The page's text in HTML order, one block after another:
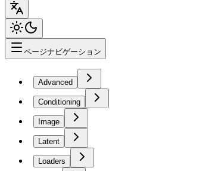
ページナビゲーション
Advanced
Conditioning
Image
Latent
Loaders